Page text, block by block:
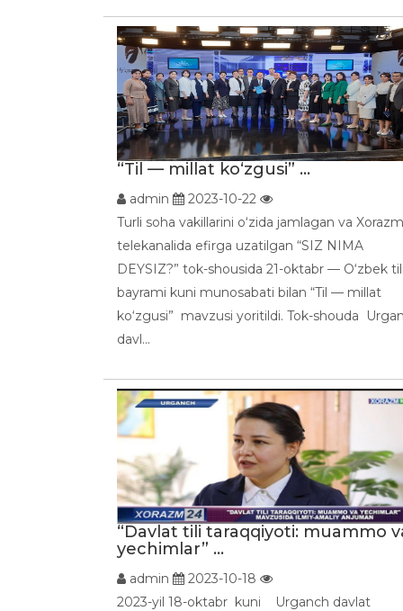
“Til — millat ko‘zgusi” ...
admin
2023-10-22
Turli soha vakillarini o‘zida jamlagan va Xorazm
telekanalida efirga uzatilgan “SIZ NIMA
DEYSIZ?” tok-shousida 21-oktabr — O‘zbek
bayrami kuni munosabati bilan “Til — millat
ko‘zgusi” mavzusi yoritildi. Tok-shouda
davl...
“Davlat tili taraqqiyoti: muammo
yechimlar” ...
admin
2023-10-18
2023-yil 18-oktabr kuni Urganch davlat